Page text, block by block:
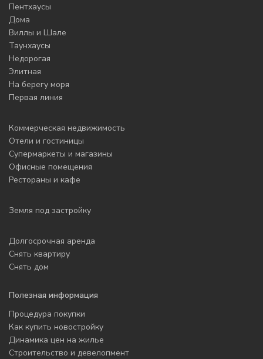
Пентхаусы
Дома
Виллы и Шале
Таунхаусы
Недорогая
Элитная
На берегу моря
Первая линия
Коммерческая недвижимость
Отели и гостиницы
Супермаркеты и магазины
Офисные помещения
Рестораны и кафе
Земля под застройку
Долгосрочная аренда
Снять квартиру
Снять дом
Полезная информация
Процедура покупки
Как купить новостройку
Динамика цен на жилье
Строительство и девелопмент